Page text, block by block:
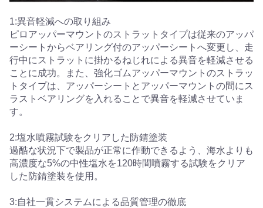
1:異音軽減への取り組み
ピロアッパーマウントのストラットタイプは従来のアッパ
ーシートからベアリング付のアッパーシートへ変更し、走
行中にストラットに掛かるねじれによる異音を軽減させる
ことに成功。また、強化ゴムアッパーマウントのストラッ
トタイプは、アッパーシートとアッパーマウントの間にス
ラストベアリングを入れることで異音を軽減させていま
す。
2:塩水噴霧試験をクリアした防錆塗装
過酷な状況下で製品が正常に作動できるよう、海水よりも
高濃度な5%の中性塩水を120時間噴霧する試験をクリア
した防錆塗装を使用。
3:自社一貫システムによる品質管理の徹底